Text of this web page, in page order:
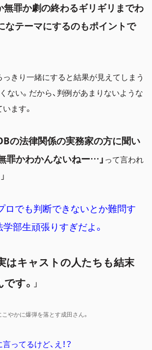
無罪か劇の終わるギリギリまでわ
なテーマにするのもポイントで
きり一緒にすると結果が見えてしまう
ない。だから、判例があまりないような
ます。
の法律関係の実務家の方に聞い
罪かわかんないねー…」 って言われ
ロでも判断できないとか難問す
部生頑張りすぎだよ。
はキャストの人たちも結末
す。 」
こやかに爆弾を落とす成田さん。
ってるけど、え！？